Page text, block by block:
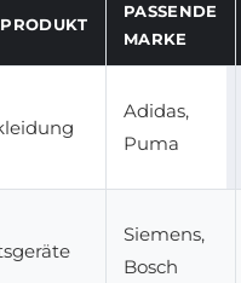
PASSENDE
MARKE
Adidas,
Puma
Siemens,
Bosch